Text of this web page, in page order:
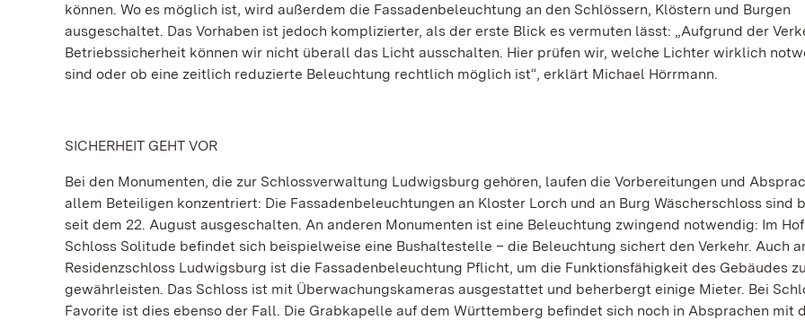
können. Wo es möglich ist, wird außerdem die Fassadenbeleuchtung an den Schlössern, Klöstern und Burgen
ausgeschaltet. Das Vorhaben ist jedoch komplizierter, als der erste Blick es vermuten lässt: „Aufgrund der
Betriebssicherheit können wir nicht überall das Licht ausschalten. Hier prüfen wir, welche Lichter wirklich
sind oder ob eine zeitlich reduzierte Beleuchtung rechtlich möglich ist“, erklärt Michael Hörrmann.
SICHERHEIT GEHT VOR
Bei den Monumenten, die zur Schlossverwaltung Ludwigsburg gehören, laufen die Vorbereitungen und
allem Beteiligen konzentriert: Die Fassadenbeleuchtungen an Kloster Lorch und an Burg Wäscherschloss sind
seit dem 22. August ausgeschalten. An anderen Monumenten ist eine Beleuchtung zwingend notwendig: Im
Schloss Solitude befindet sich beispielweise eine Bushaltestelle – die Beleuchtung sichert den Verkehr. Auch
Residenzschloss Ludwigsburg ist die Fassadenbeleuchtung Pflicht, um die Funktionsfähigkeit des Gebäudes zu
gewährleisten. Das Schloss ist mit Überwachungskameras ausgestattet und beherbergt einige Mieter. Bei
Favorite ist dies ebenso der Fall. Die Grabkapelle auf dem Württemberg befindet sich noch in Absprachen mit